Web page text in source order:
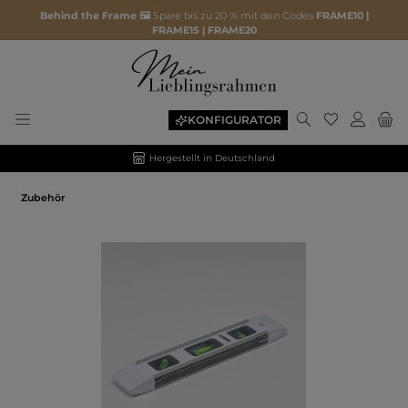
Behind the Frame 🖼️ Spare bis zu 20 % mit den Codes FRAME10 |
FRAME15 | FRAME20
KONFIGURATOR
Hergestellt in Deutschland
Zubehör